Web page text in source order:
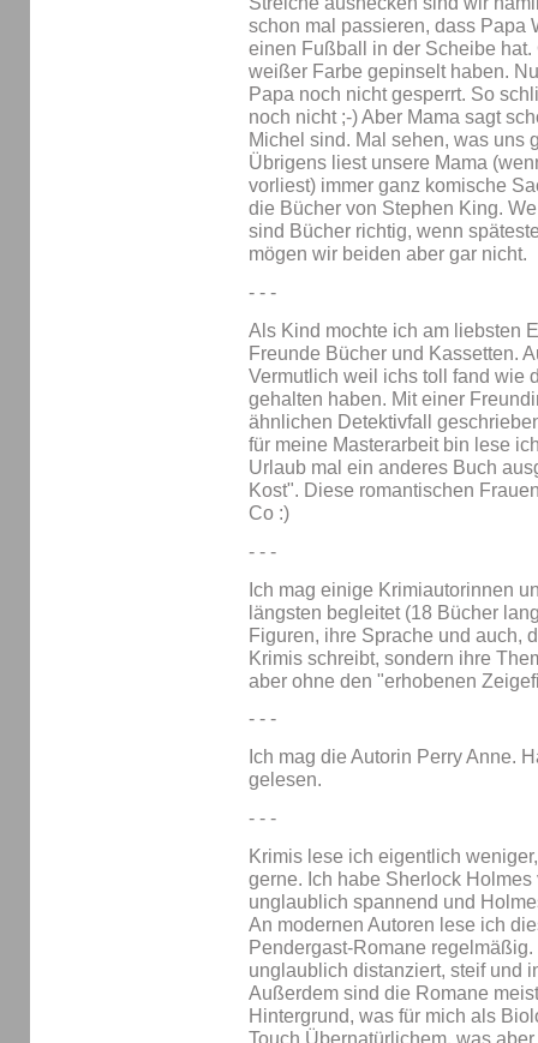
schon mal passieren, dass Papa
einen Fußball in der Scheibe
weißer Farbe gepinselt haben.
Papa noch nicht gesperrt. So
noch nicht ;-) Aber Mama sagt
Michel sind. Mal sehen, was uns
Übrigens liest unsere Mama
vorliest) immer ganz komische
die Bücher von Stephen King.
sind Bücher richtig, wenn
mögen wir beiden aber gar nicht.
- - -
Als Kind mochte ich am liebsten
Freunde Bücher und Kassetten.
Vermutlich weil ichs toll fand wie
gehalten haben. Mit einer
ähnlichen Detektivfall
für meine Masterarbeit bin lese
Urlaub mal ein anderes Buch
Kost". Diese romantischen
Co :)
- - -
Ich mag einige Krimiautorinnen
längsten begleitet (18 Bücher
Figuren, ihre Sprache und auch,
Krimis schreibt, sondern ihre
aber ohne den "erhobenen
- - -
Ich mag die Autorin Perry Anne.
gelesen.
- - -
Krimis lese ich eigentlich
gerne. Ich habe Sherlock
unglaublich spannend und
An modernen Autoren lese ich
Pendergast-Romane
unglaublich distanziert, steif und
Außerdem sind die Romane
Hintergrund, was für mich als
Touch Übernatürlichem, was